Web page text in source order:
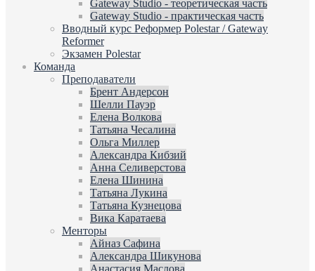
Gateway Studio - теоретическая часть
Gateway Studio - практическая часть
Вводный курс Реформер Polestar / Gateway
Reformer
Экзамен Polestar
Команда
Преподаватели
Брент Андерсон
Шелли Пауэр
Елена Волкова
Татьяна Чесалина
Ольга Миллер
Александра Кибзий
Анна Селиверстова
Елена Шинина
Татьяна Лукина
Татьяна Кузнецова
Вика Каратаева
Менторы
Айназ Сафина
Александра Шикунова
Анастасия Маслова